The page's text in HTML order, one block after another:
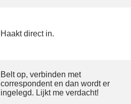
Haakt direct in.
Belt op, verbinden met
correspondent en dan wordt er
ingelegd. Lijkt me verdacht!